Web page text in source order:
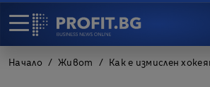
Начало Живот Как е измислен